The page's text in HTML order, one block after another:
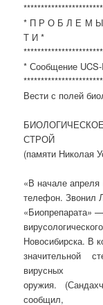
* П Р О Б Л Е М
Т И *
* Сообщение
Вести с полей
СТРОЙ
(памяти Николая
«В начале
телефон. Звонил
«Биопрепарата»
Новосибирска. В
значительной
вирусных
оружия.
сообщил,